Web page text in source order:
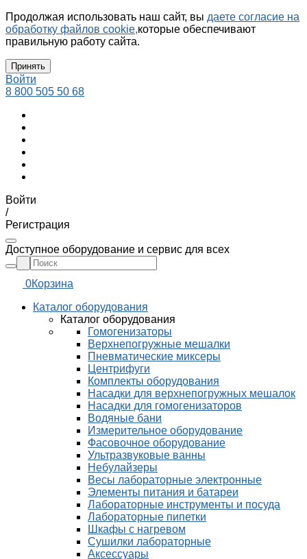
Продолжая использовать наш сайт, вы даете согласие на
обработку файлов cookie,которые обеспечивают
правильную работу сайта.
Принять
Войти
8 800 505 50 68
Войти
/
Регистрация
Доступное оборудование и сервис для всех
0Корзина
Каталог оборудования
Каталог оборудования
Гомогенизаторы
Верхнепогружные мешалки
Пневматические миксеры
Центрифуги
Комплекты оборудования
Насадки для верхнепогружных мешалок
Насадки для гомогенизаторов
Водяные бани
Измерительное оборудование
Фасовочное оборудование
Ультразвуковые ванны
Небулайзеры
Весы лабораторные электронные
Элементы питания и батареи
Лабораторные инструменты и посуда
Лабораторные пипетки
Шкафы с нагревом
Сушилки лабораторные
Аксессуары